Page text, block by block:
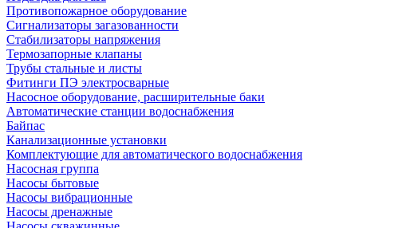
Противопожарное оборудование
Сигнализаторы загазованности
Стабилизаторы напряжения
Термозапорные клапаны
Трубы стальные и листы
Фитинги ПЭ электросварные
Насосное оборудование, расширительные баки
Автоматические станции водоснабжения
Байпас
Канализационные установки
Комплектующие для автоматического водоснабжения
Насосная группа
Насосы бытовые
Насосы вибрационные
Насосы дренажные